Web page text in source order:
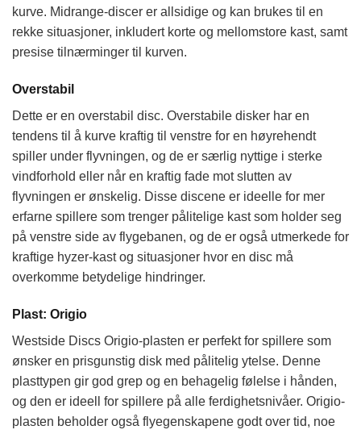
kurve. Midrange-discer er allsidige og kan brukes til en
rekke situasjoner, inkludert korte og mellomstore kast, samt
presise tilnærminger til kurven.
Overstabil
Dette er en overstabil disc. Overstabile disker har en
tendens til å kurve kraftig til venstre for en høyrehendt
spiller under flyvningen, og de er særlig nyttige i sterke
vindforhold eller når en kraftig fade mot slutten av
flyvningen er ønskelig. Disse discene er ideelle for mer
erfarne spillere som trenger pålitelige kast som holder seg
på venstre side av flygebanen, og de er også utmerkede for
kraftige hyzer-kast og situasjoner hvor en disc må
overkomme betydelige hindringer.
Plast: Origio
Westside Discs Origio-plasten er perfekt for spillere som
ønsker en prisgunstig disk med pålitelig ytelse. Denne
plasttypen gir god grep og en behagelig følelse i hånden,
og den er ideell for spillere på alle ferdighetsnivåer. Origio-
plasten beholder også flyegenskapene godt over tid, noe